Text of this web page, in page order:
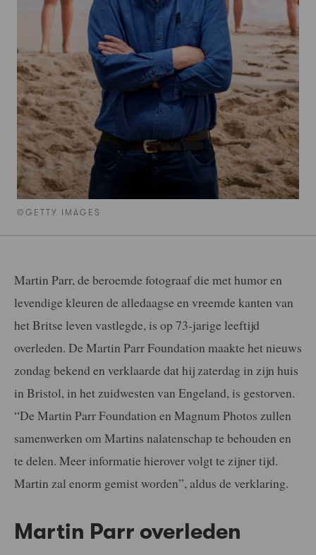
©GETTY IMAGES
Martin Parr, de beroemde fotograaf die met humor en
levendige kleuren de alledaagse en vreemde kanten van
het Britse leven vastlegde, is op 73-jarige leeftijd
overleden. De Martin Parr Foundation maakte het nieuws
zondag bekend en verklaarde dat hij zaterdag in zijn huis
in Bristol, in het zuidwesten van Engeland, is gestorven.
“De Martin Parr Foundation en Magnum Photos zullen
samenwerken om Martins nalatenschap te behouden en
te delen. Meer informatie hierover volgt te zijner tijd.
Martin zal enorm gemist worden”, aldus de verklaring.
Martin Parr overleden